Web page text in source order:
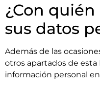
¿Con
sus datos
Además de las
otros apartados de
información personal